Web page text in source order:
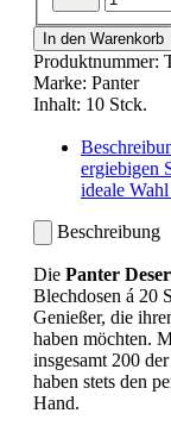
In den Warenkorb
Produktnummer:
Marke: Panter
Inhalt: 10 Stck.
ergiebigen
ideale
Beschreibung
Die Panter
Blechdosen á 20
Genießer, die
haben möchten.
insgesamt 200
haben stets den
Hand.